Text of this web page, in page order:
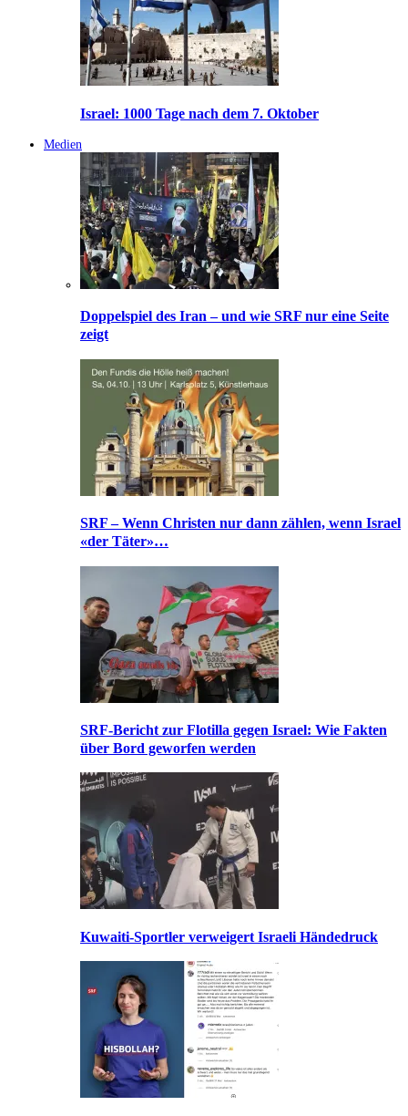
Israel: 1000 Tage nach dem 7. Oktober
Medien
Doppelspiel des Iran – und wie SRF nur eine Seite
zeigt
SRF – Wenn Christen nur dann zählen, wenn Israel
«der Täter»…
SRF-Bericht zur Flotilla gegen Israel: Wie Fakten
über Bord geworfen werden
Kuwaiti-Sportler verweigert Israeli Händedruck